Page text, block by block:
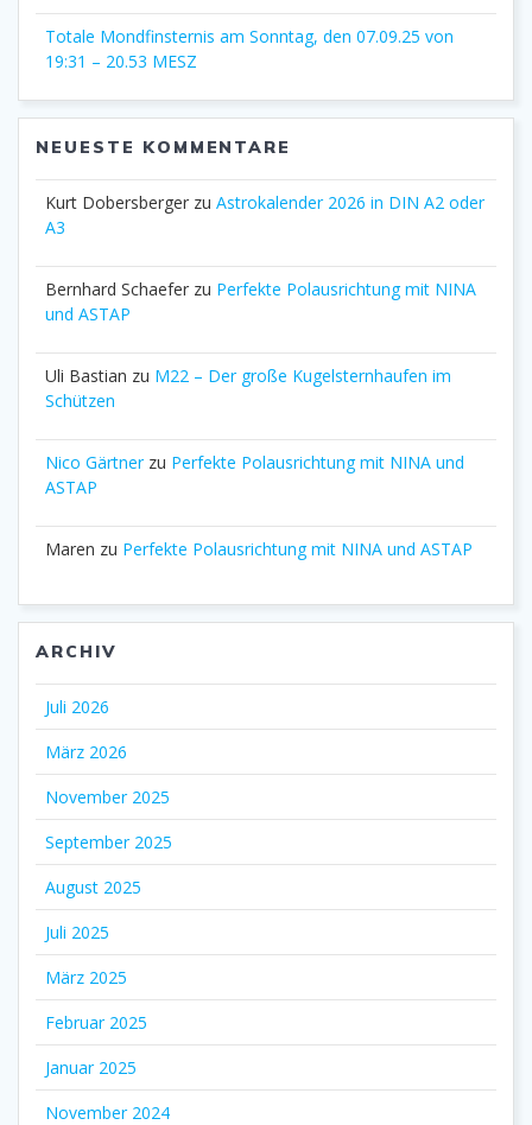
Totale Mondfinsternis am Sonntag, den 07.09.25 von
19:31 – 20.53 MESZ
NEUESTE KOMMENTARE
Kurt Dobersberger zu Astrokalender 2026 in DIN A2 oder
A3
Bernhard Schaefer zu Perfekte Polausrichtung mit NINA
und ASTAP
Uli Bastian zu M22 – Der große Kugelsternhaufen im
Schützen
Nico Gärtnerzu Perfekte Polausrichtung mit NINA und
ASTAP
Maren zu Perfekte Polausrichtung mit NINA und ASTAP
ARCHIV
Juli 2026
März 2026
November 2025
September 2025
August 2025
Juli 2025
März 2025
Februar 2025
Januar 2025
November 2024